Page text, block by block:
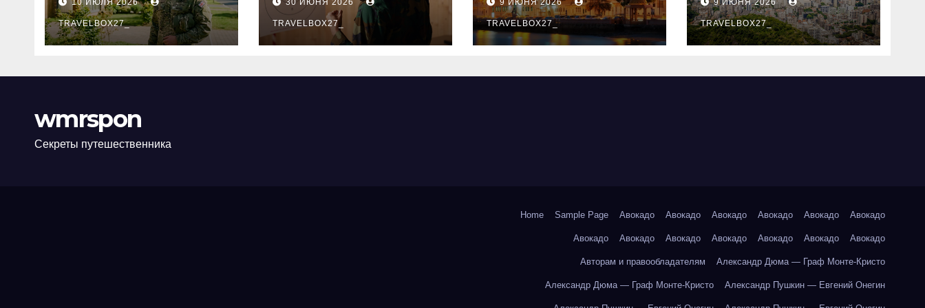
программе НИС и
перечень
аккредитованных
10 ИЮЛЯ 2026
TRAVELBOX27_
новый уровень
праздника и
командного духа
30 ИЮНЯ 2026
TRAVELBOX27_
9 ИЮНЯ 2026
TRAVELBOX27_
знали
9 ИЮНЯ 2026
TRAVELBOX27_
wmrspon
Секреты путешественника
Home Sample Page Авокадо Авокадо Авокадо Авокадо Авокадо Авокадо
Авокадо Авокадо Авокадо Авокадо Авокадо Авокадо Авокадо
Авторам и правообладателям Александр Дюма — Граф Монте-Кристо
Александр Дюма — Граф Монте-Кристо Александр Пушкин — Евгений Онегин